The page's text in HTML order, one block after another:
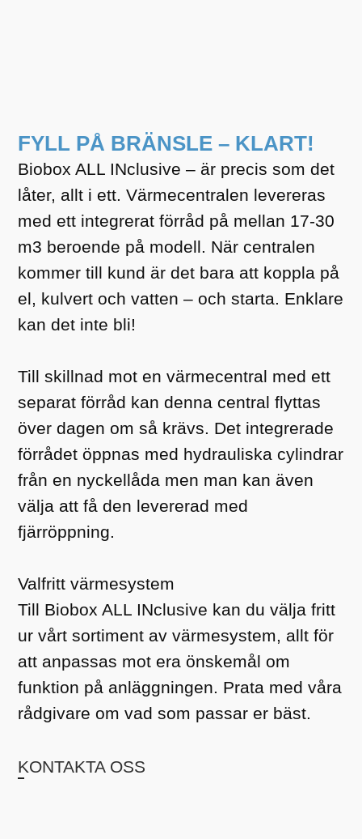
FYLL PÅ BRÄNSLE – KLART!
Biobox ALL INclusive – är precis som det
låter, allt i ett. Värmecentralen levereras
med ett integrerat förråd på mellan 17-30
m3 beroende på modell. När centralen
kommer till kund är det bara att koppla på
el, kulvert och vatten – och starta. Enklare
kan det inte bli!
Till skillnad mot en värmecentral med ett
separat förråd kan denna central flyttas
över dagen om så krävs. Det integrerade
förrådet öppnas med hydrauliska cylindrar
från en nyckellåda men man kan även
välja att få den levererad med
fjärröppning.
Valfritt värmesystem
Till Biobox ALL INclusive kan du välja fritt
ur vårt sortiment av värmesystem, allt för
att anpassas mot era önskemål om
funktion på anläggningen. Prata med våra
rådgivare om vad som passar er bäst.
KONTAKTA OSS